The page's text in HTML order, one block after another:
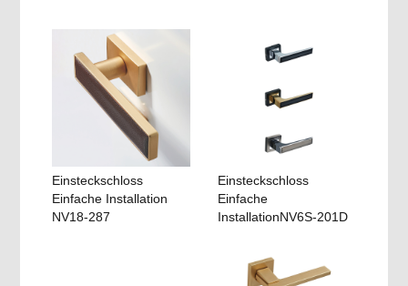
Einsteckschloss
Einfache Installation
NV18-287
Einsteckschloss
Einfache
InstallationNV6S-201D